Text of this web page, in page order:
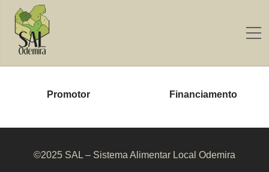
Promotor Financiamento
©2025 SAL – Sistema Alimentar Local Odemira